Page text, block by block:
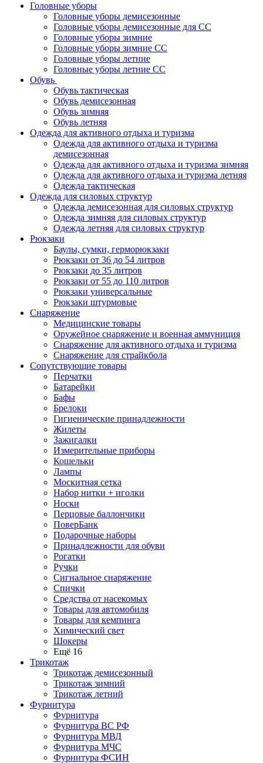
Головные уборы
Головные уборы демисезонные
Головные уборы демисезонные для СС
Головные уборы зимние
Головные уборы зимние СС
Головные уборы летние
Головные уборы летние СС
Обувь
Обувь тактическая
Обувь демисезонная
Обувь зимняя
Обувь летняя
Одежда для активного отдыха и туризма
Одежда для активного отдыха и туризма
демисезонная
Одежда для активного отдыха и туризма зимняя
Одежда для активного отдыха и туризма летняя
Одежда тактическая
Одежда для силовых структур
Одежда демисезонная для силовых структур
Одежда зимняя для силовых структур
Одежда летняя для силовых структур
Рюкзаки
Баулы, сумки, герморюкзаки
Рюкзаки от 36 до 54 литров
Рюкзаки до 35 литров
Рюкзаки от 55 до 110 литров
Рюкзаки универсальные
Рюкзаки штурмовые
Снаряжение
Медицинские товары
Оружейное снаряжение и военная аммуниция
Снаряжение для активного отдыха и туризма
Снаряжение для страйкбола
Сопутствующие товары
Перчатки
Батарейки
Бафы
Брелоки
Гигиенические принадлежности
Жилеты
Зажигалки
Измерительные приборы
Кошельки
Лампы
Москитная сетка
Набор нитки + иголки
Носки
Перцовые баллончики
ПоверБанк
Подарочные наборы
Принадлежности для обуви
Рогатки
Ручки
Сигнальное снаряжение
Спички
Средства от насекомых
Товары для автомобиля
Товары для кемпинга
Химический свет
Шокеры
Ещё 16
Трикотаж
Трикотаж демисезонный
Трикотаж зимний
Трикотаж летний
Фурнитура
Фурнитура
Фурнитура ВС РФ
Фурнитура МВД
Фурнитура МЧС
Фурнитура ФСИН